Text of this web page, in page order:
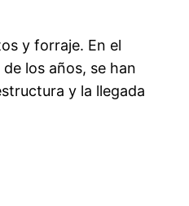
y forraje. En el
los años, se han
y la llegada